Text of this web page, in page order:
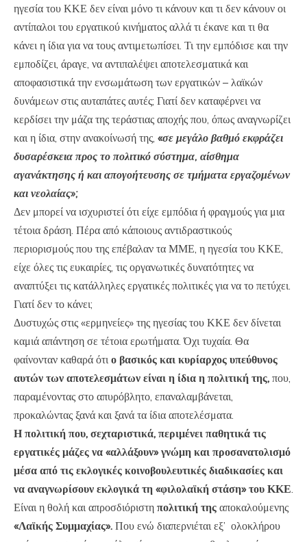
ηγεσία του ΚΚΕ δεν είναι μόνο τι κάνουν και τι δεν κάνουν οι
αντίπαλοι του εργατικού κινήματος αλλά τι έκανε και τι θα
κάνει η ίδια για να τους αντιμετωπίσει. Τι την εμπόδισε και την
εμποδίζει, άραγε, να αντιπαλέψει αποτελεσματικά και
αποφασιστικά την ενσωμάτωση των εργατικών – λαϊκών
δυνάμεων στις αυταπάτες αυτές; Γιατί δεν καταφέρνει να
κερδίσει την μάζα της τεράστιας αποχής που, όπως αναγνωρίζει
και η ίδια, στην ανακοίνωσή της, «σε μεγάλο βαθμό εκφράζει
δυσαρέσκεια προς το πολιτικό σύστημα, αίσθημα
αγανάκτησης ή και απογοήτευσης σε τμήματα εργαζομένων
και νεολαίας»;
Δεν μπορεί να ισχυριστεί ότι είχε εμπόδια ή φραγμούς για μια
τέτοια δράση. Πέρα από κάποιους αντιδραστικούς
περιορισμούς που της επέβαλαν τα ΜΜΕ, η ηγεσία του ΚΚΕ,
είχε όλες τις ευκαιρίες, τις οργανωτικές δυνατότητες να
αναπτύξει τις κατάλληλες εργατικές πολιτικές για να το πετύχει.
Γιατί δεν το κάνει;
Δυστυχώς στις «ερμηνείες» της ηγεσίας του ΚΚΕ δεν δίνεται
καμιά απάντηση σε τέτοια ερωτήματα. Όχι τυχαία. Θα
φαίνονταν καθαρά ότι ο βασικός και κυρίαρχος υπεύθυνος
αυτών των αποτελεσμάτων είναι η ίδια η πολιτική της, που,
παραμένοντας στο απυρόβλητο, επαναλαμβάνεται,
προκαλώντας ξανά και ξανά τα ίδια αποτελέσματα.
Η πολιτική που, σεχταριστικά, περιμένει παθητικά τις
εργατικές μάζες να «αλλάξουν» γνώμη και προσανατολισμό
μέσα από τις εκλογικές κοινοβουλευτικές διαδικασίες και
να αναγνωρίσουν εκλογικά τη «φιλολαϊκή στάση» του ΚΚΕ
Είναι η θολή και απροσδιόριστη πολιτική της αποκαλούμενης
«Λαϊκής Συμμαχίας». Που ενώ διαπερνιέται εξ’ ολοκλήρου